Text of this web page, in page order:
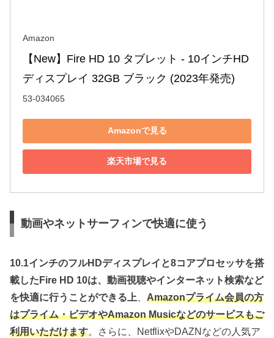
Amazon
【New】Fire HD 10 タブレット - 10インチHD
ディスプレイ 32GB ブラック (2023年発売)
53-034065
Amazonで見る
楽天市場で見る
動画やネットサーフィンで快適に使う
10.1インチのフルHDディスプレイと8コアプロセッサを搭
載したFire HD 10は、動画視聴やインターネット検索など
を快適に行うことができる上
Amazonプライム会員の方
はプライム・ビデオやAmazon Musicなどのサービスもご
利用いただけます。さらに、NetflixやDAZNなどの人気ア